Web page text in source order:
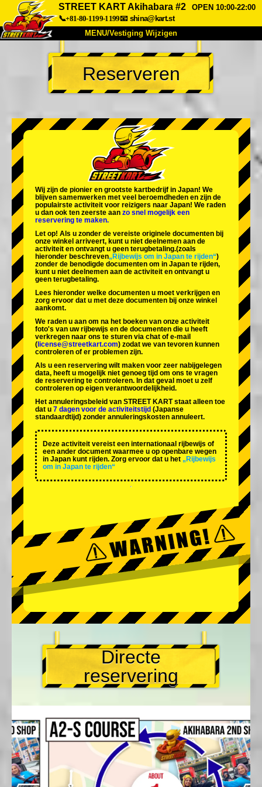
STREET KART Akihabara #2
OPEN 10:00-22:00
📞+81-80-1199-1199📧 shina@kart.st
MENU/Vestiging Wijzigen
TOP
Over Ons Specificaties Prijs
Bedrijf Reserveren
Vestiging Wijzigen
Tokio Shinagawa Tokio Akihabara#1
Tokio Akihabara#2
Tokio Shibuya Annex Tokio Baai
Tokio Asakusa Osaka
Okinawa
Reserveren
Wij zijn de pionier en grootste kartbedrijf in Japan! We
blijven samenwerken met veel beroemdheden en zijn de
populairste activiteit voor reizigers naar Japan! We raden
u dan ook ten zeerste aan zo snel mogelijk een
reservering te maken.
Let op! Als u zonder de vereiste originele documenten bij
onze winkel arriveert, kunt u niet deelnemen aan de
activiteit en ontvangt u geen terugbetaling.(zoals
hieronder beschreven„Rijbewijs om in Japan te rijden“)
zonder de benodigde documenten om in Japan te rijden,
kunt u niet deelnemen aan de activiteit en ontvangt u
geen terugbetaling.
Lees hieronder welke documenten u moet verkrijgen en
zorg ervoor dat u met deze documenten bij onze winkel
aankomt.
We raden u aan om na het boeken van onze activiteit
foto's van uw rijbewijs en de documenten die u heeft
verkregen naar ons te sturen via chat of e-mail
( license@streetkart.com) zodat we van tevoren kunnen
controleren of er problemen zijn.
Als u een reservering wilt maken voor zeer nabijgelegen
data, heeft u mogelijk niet genoeg tijd om ons te vragen
de reservering te controleren. In dat geval moet u zelf
controleren op eigen verantwoordelijkheid.
Het annuleringsbeleid van STREET KART staat alleen toe
dat u 7 dagen voor de activiteitstijd (Japanse
standaardtijd) zonder annuleringskosten annuleert.
Deze activiteit vereist een internationaal rijbewijs of
een ander document waarmee u op openbare wegen
in Japan kunt rijden. Zorg ervoor dat u het „Rijbewijs
om in Japan te rijden“
Directe
reservering